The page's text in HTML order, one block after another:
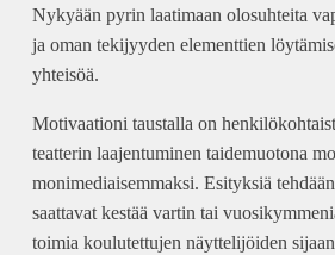
Nykyään pyrin laatimaan olosuhteita
ja oman tekijyyden elementtien
yhteisöä.
Motivaationi taustalla on
teatterin laajentuminen taidemuotona
monimediaisemmaksi. Esityksiä
saattavat kestää vartin tai
toimia koulutettujen näyttelijöiden